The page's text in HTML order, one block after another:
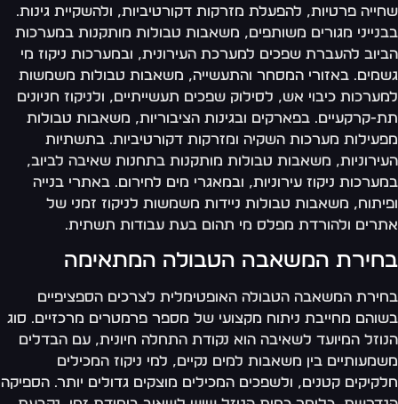
פרטיות, להפעלת מזרקות דקורטיביות, ולהשקיית גינות.
מגורים משותפים, משאבות טבולות מותקנות במערכות
להעברת שפכים למערכת העירונית, ובמערכות ניקוז מי
באזורי המסחר והתעשייה, משאבות טבולות משמשות
כיבוי אש, לסילוק שפכים תעשייתיים, ולניקוז חניונים
קרקעיים. בפארקים ובגינות הציבוריות, משאבות טבולות
מערכות השקיה ומזרקות דקורטיביות. בתשתיות
משאבות טבולות מותקנות בתחנות שאיבה לביוב,
ניקוז עירוניות, ובמאגרי מים לחירום. באתרי בנייה
משאבות טבולות ניידות משמשות לניקוז זמני של
ולהורדת מפלס מי תהום בעת עבודות תשתית.
המשאבה הטבולה המתאימה
המשאבה הטבולה האופטימלית לצרכים הספציפיים
מחייבת ניתוח מקצועי של מספר פרמטרים מרכזיים. סוג
המיועד לשאיבה הוא נקודת התחלה חיונית, עם הבדלים
בין משאבות למים נקיים, למי ניקוז המכילים
קטנים, ולשפכים המכילים מוצקים גדולים יותר. הספיקה